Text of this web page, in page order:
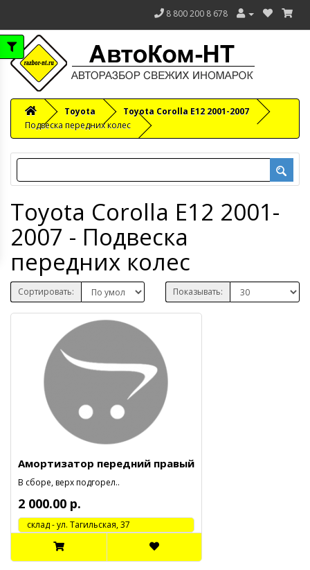
8 800 200 8 678
Toyota
Toyota Corolla E12 2001-2007
Подвеска передних колес
Toyota Corolla E12 2001-
2007 - Подвеска
передних колес
Сортировать: Показывать:
Амортизатор передний правый
В сборе, верх подгорел..
2 000.00 р.
cклад - ул. Тагильская, 37